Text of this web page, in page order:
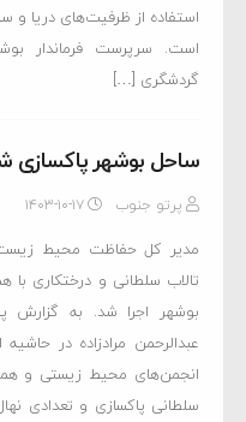
استفاده از ظرفیت‌های دریا
است. سرپرست فرماندار
گردشگری […]
ساحل بوشهر پاکسازی
پرتو جنوب ۱۴۰۳-۱۰-۱۷
مدیر کل حفاظت محیط
تالاب سلطانی و درختکاری
بوشهر اجرا شد. به گزارش
عبدالرحمن مرادزاده در
انجمن‌های محیط زیستی و
سلطانی پاکسازی و تعدادی